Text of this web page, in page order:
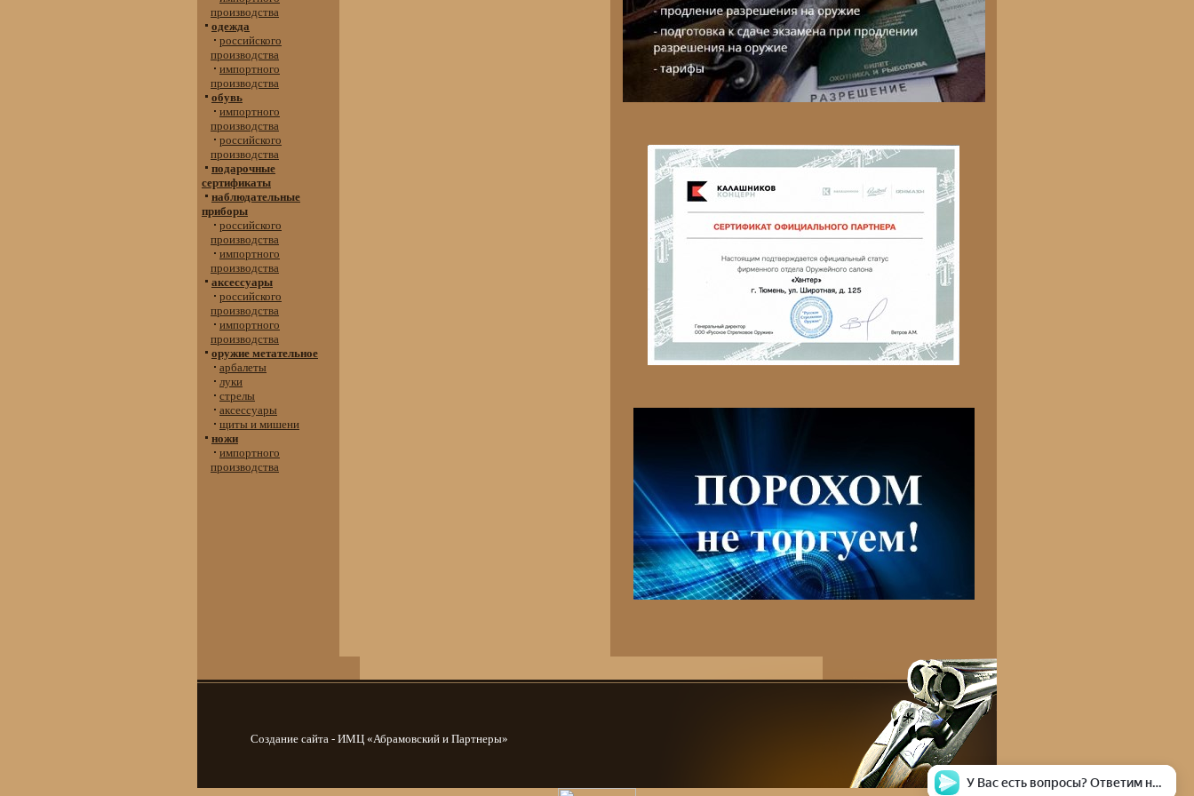
производства
одежда
российского
производства
импортного
производства
обувь
импортного
производства
российского
производства
подарочные
сертификаты
наблюдательные
приборы
российского
производства
импортного
производства
аксессуары
российского
производства
импортного
производства
оружие метательное
арбалеты
луки
стрелы
аксессуары
щиты и мишени
ножи
импортного
производства
Создание сайта - ИМЦ «Абрамовский и Партнеры»
У Вас есть вопросы? Ответим на любой из них!